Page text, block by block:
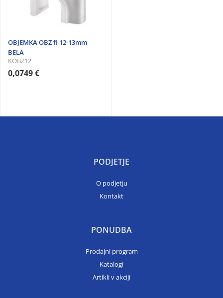
OBJEMKA OBZ fI 12-13mm
BELA
KOBZ12
0,0749 €
PODJETJE
O podjetju
Kontakt
PONUDBA
Prodajni program
Katalogi
Artikli v akciji